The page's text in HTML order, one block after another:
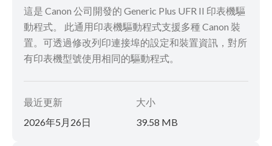
這是 Canon 公司開發的 Generic Plus UFR II 印表機驅
動程式。 此通用印表機驅動程式支援多種 Canon 裝
置。可透過修改列印連接埠的設定和裝置資訊，對所
有印表機型號使用相同的驅動程式。
最近更新
2026年5月26日
大小
39.58 MB